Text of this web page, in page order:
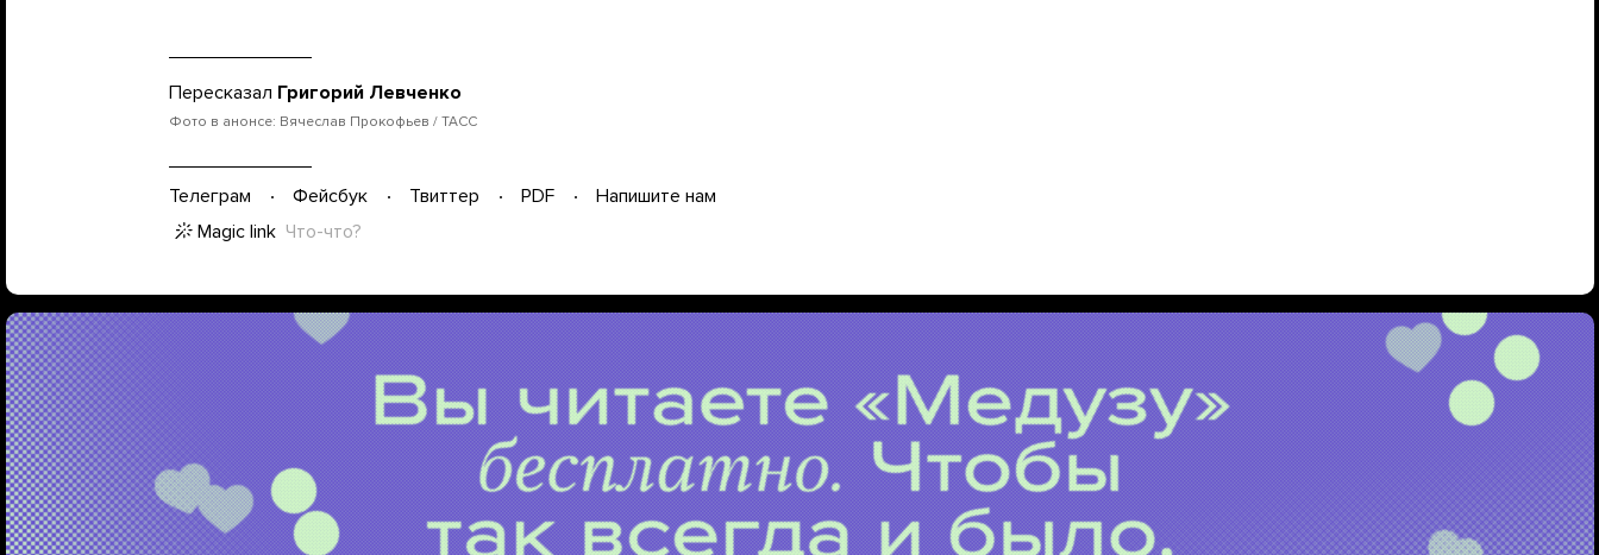
Пересказал Григорий Левченко
Фото в анонсе: Вячеслав Прокофьев / ТАСС
Телеграм Фейсбук Твиттер PDF
Напишите нам
Magic link Что-что?